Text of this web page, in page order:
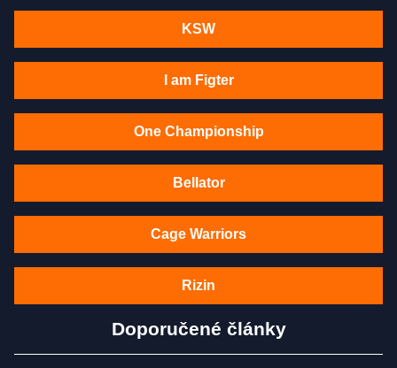
KSW
I am Figter
One Championship
Bellator
Cage Warriors
Rizin
Doporučené články